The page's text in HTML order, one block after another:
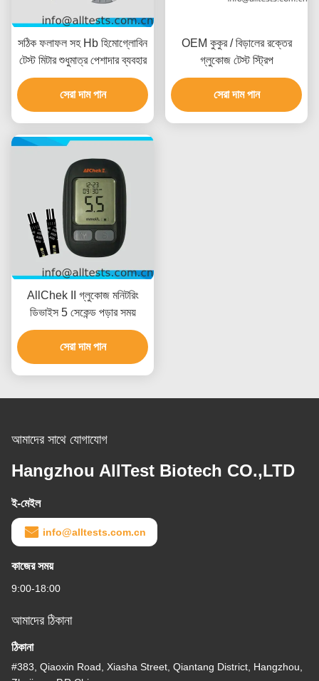
সঠিক ফলাফল সহ Hb হিমোগ্লোবিন
টেস্ট মিটার শুধুমাত্র পেশাদার ব্যবহার
সেরা দাম পান
OEM কুকুর / বিড়ালের রক্তের
গ্লুকোজ টেস্ট স্ট্রিপ
সেরা দাম পান
AllChek II গ্লুকোজ মনিটরিং
ডিভাইস 5 সেকেন্ড পড়ার সময়
সেরা দাম পান
আমাদের সাথে যোগাযোগ
Hangzhou AllTest Biotech CO.,LTD
ই-মেইল
info@alltests.com.cn
কাজের সময়
9:00-18:00
আমাদের ঠিকানা
ঠিকানা
#383, Qiaoxin Road, Xiasha Street, Qiantang District, Hangzhou,